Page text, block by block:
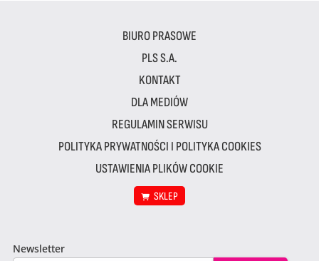
BIURO PRASOWE
PLS S.A.
KONTAKT
DLA MEDIÓW
REGULAMIN SERWISU
POLITYKA PRYWATNOŚCI I POLITYKA COOKIES
USTAWIENIA PLIKÓW COOKIE
SKLEP
Newsletter